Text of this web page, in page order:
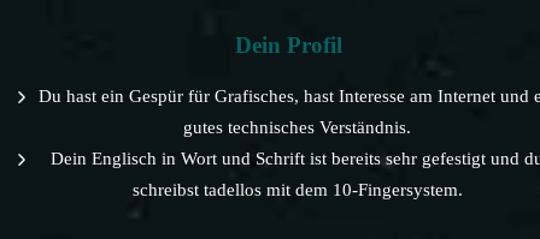
Dein Profil
Du hast ein Gespür für Grafisches, hast Interesse am Internet und
gutes technisches Verständnis.
Dein Englisch in Wort und Schrift ist bereits sehr gefestigt und
schreibst tadellos mit dem 10-Fingersystem.